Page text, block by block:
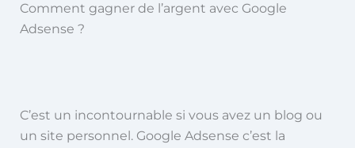
Comment gagner de l’argent avec Google
Adsense ?
C’est un incontournable si vous avez un blog ou
un site personnel. Google Adsense c’est la